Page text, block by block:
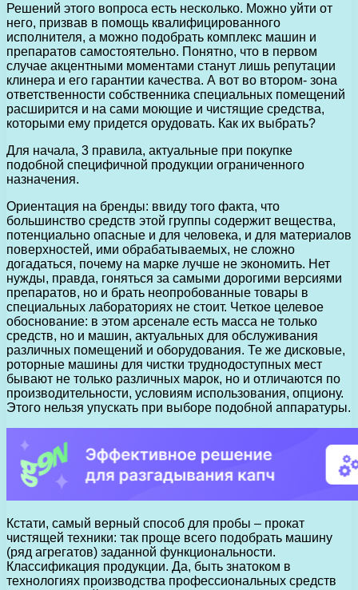
Решений этого вопроса есть несколько. Можно уйти от
него, призвав в помощь квалифицированного
исполнителя, а можно подобрать комплекс машин и
препаратов самостоятельно. Понятно, что в первом
случае акцентными моментами станут лишь репутации
клинера и его гарантии качества. А вот во втором- зона
ответственности собственника специальных помещений
расширится и на сами моющие и чистящие средства,
которыми ему придется орудовать. Как их выбрать?
Для начала, 3 правила, актуальные при покупке
подобной специфичной продукции ограниченного
назначения.
Ориентация на бренды: ввиду того факта, что
большинство средств этой группы содержит вещества,
потенциально опасные и для человека, и для материалов
поверхностей, ими обрабатываемых, не сложно
догадаться, почему на марке лучше не экономить. Нет
нужды, правда, гоняться за самыми дорогими версиями
препаратов, но и брать неопробованные товары в
специальных лабораториях не стоит. Четкое целевое
обоснование: в этом арсенале есть масса не только
средств, но и машин, актуальных для обслуживания
различных помещений и оборудования. Те же дисковые,
роторные машины для чистки труднодоступных мест
бывают не только различных марок, но и отличаются по
производительности, условиям использования, опциону.
Этого нельзя упускать при выборе подобной аппаратуры.
Кстати, самый верный способ для пробы – прокат
чистящей техники: так проще всего подобрать машину
(ряд агрегатов) заданной функциональности.
Классификация продукции. Да, быть знатоком в
технологиях производства профессиональных средств